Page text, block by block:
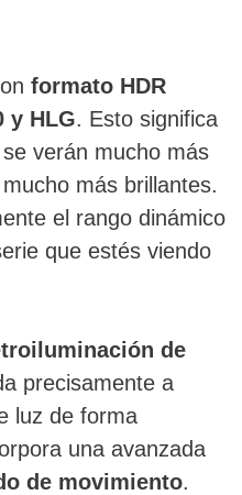
formato HDR
y HLG. Esto significa
verán mucho más
más brillantes.
el rango dinámico
que estés viendo
de
precisamente a
luz de forma
una avanzada
de movimiento.